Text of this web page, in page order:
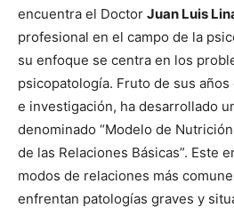
encuentra el Doctor Juan Luis
profesional en el campo de la
su enfoque se centra en los
psicopatología. Fruto de sus
e investigación, ha desarrollado
denominado “Modelo de
de las Relaciones Básicas”. Este
modos de relaciones más
enfrentan patologías graves y